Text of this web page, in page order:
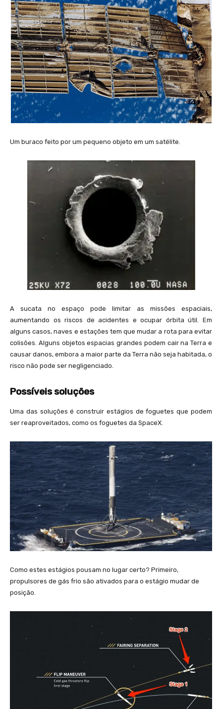
Um buraco feito por um pequeno objeto em um satélite.
A sucata no espaço pode limitar as missões espaciais,
aumentando os riscos de acidentes e ocupar órbita útil. Em
alguns casos, naves e estações tem que mudar a rota para evitar
colisões. Alguns objetos espacias grandes podem cair na Terra e
causar danos, embora a maior parte da Terra não seja habitada, o
risco não pode ser negligenciado.
Possíveis soluções
Uma das soluções é construir estágios de foguetes que podem
ser reaproveitados, como os foguetes da SpaceX.
Como estes estágios pousam no lugar certo? Primeiro,
propulsores de gás frio são ativados para o estágio mudar de
posição.